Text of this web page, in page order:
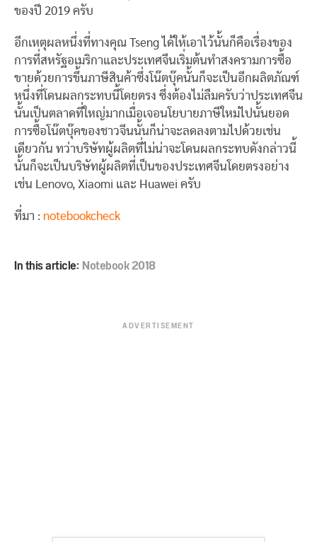
ของปี 2019 ครับ
อีกเหตุผลหนึ่งที่ทางคุณ Tseng ได้ให้เอาไว้นั้นก็คือเรื่องของ
การที่สหรัฐอเมริกาและประเทศจีนเริ่มต้นทำสงครามการซื้อ
ขายด้วยการขึ้นภาษีสินค้าซึ่งโน๊ตบุ๊คนั้นก็จะเป็นอีกผลิตภัณฑ์
หนึ่งที่โดนผลกระทบนี้โดยตรง ซึ่งต้องไม่ลืมครับว่าประเทศจีน
นั้นเป็นตลาดที่ใหญ่มากเมื่อเจอนโยบายภาษีใหม่ไปนั้นยอด
การซื้อโน๊ตบุ๊คของชาวจีนนั้นก็น่าจะลดลงตามไปด้วยเช่น
เดียวกัน ทว่าบริษัทผู้ผลิตที่ไม่น่าจะโดนผลกระทบดังกล่าวนี้
นั้นก็จะเป็นบริษัทผู้ผลิตที่เป็นของประเทศจีนโดยตรงอย่าง
เช่น Lenovo, Xiaomi และ Huawei ครับ
ที่มา : notebookcheck
In this article:Notebook 2018
ADVERTISEMENT